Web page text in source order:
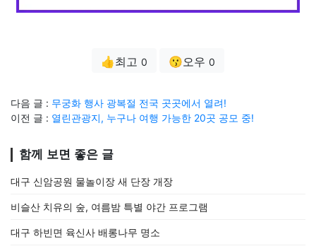
👍최고 0 😗오우 0
다음 글 : 무궁화 행사 광복절 전국 곳곳에서 열려!
이전 글 : 열린관광지, 누구나 여행 가능한 20곳 공모 중!
함께 보면 좋은 글
대구 신암공원 물놀이장 새 단장 개장
비슬산 치유의 숲, 여름밤 특별 야간 프로그램
대구 하빈면 육신사 배롱나무 명소